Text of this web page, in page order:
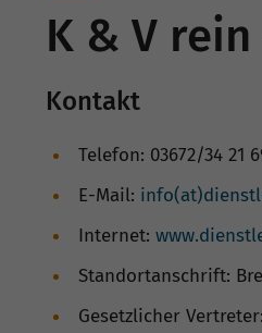
K & V
Kontakt
Telefon: 03672/34 21
E-Mail:
Internet:
Standortanschrift:
Gesetzlicher